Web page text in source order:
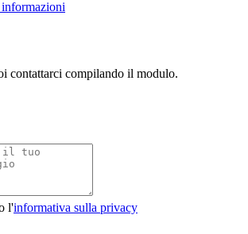
contattarci compilando il modulo.
l'informativa sulla privacy